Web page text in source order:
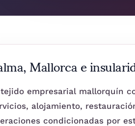
Mallorca e
empresarial mallorquín
alojamiento,
condicionadas por